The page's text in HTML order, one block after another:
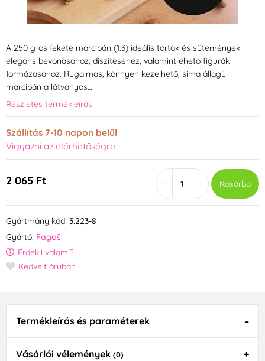
A 250 g-os fekete marcipán (1:3) ideális torták és sütemények
elegáns bevonásához, díszítéséhez, valamint ehető figurák
formázásához. Rugalmas, könnyen kezelhető, sima állagú
marcipán a látványos…
Részletes termékleírás
Szállítás 7-10 napon belül
Vigyázni az elérhetőségre
2 065 Ft + Kosárba
Gyártmány kód: 3.223-8
Gyártó: Fagoš
Érdekli valami?
Kedvelt áruban
Termékleírás és paraméterek
Vásárlói vélemények (0)